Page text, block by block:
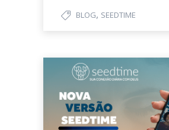
BLOG, SEEDTIME